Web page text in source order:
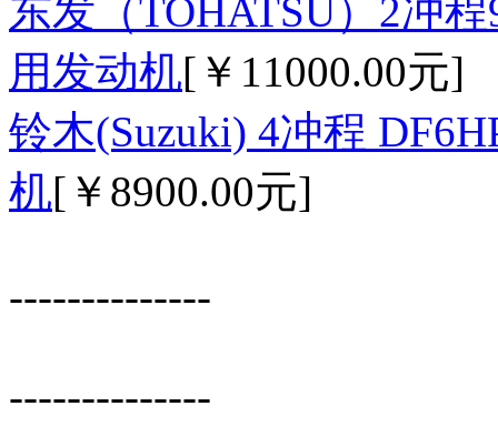
东发（TOHATSU）2冲
用发动机[￥11000.00元]
铃木(Suzuki) 4冲程
机[￥8900.00元]
--------------
--------------